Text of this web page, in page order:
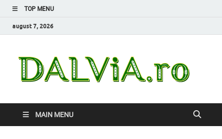
TOP MENU
august 7, 2026
MAIN MENU